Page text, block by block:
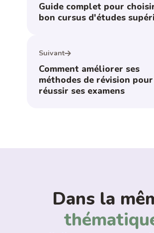
Guide complet pour
bon cursus d'études
Suivant
Comment améliorer ses
méthodes de révision pour
réussir ses examens
Dans la